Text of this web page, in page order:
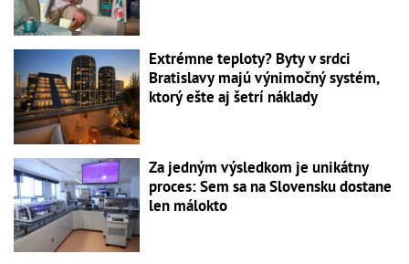
Extrémne teploty? Byty v srdci
Bratislavy majú výnimočný systém,
ktorý ešte aj šetrí náklady
Za jedným výsledkom je unikátny
proces: Sem sa na Slovensku dostane
len málokto